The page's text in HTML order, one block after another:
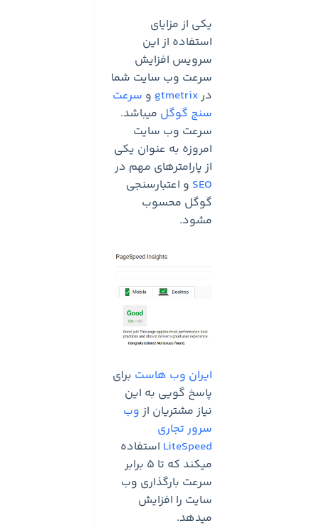
یکی از مزایای
استفاده از این
سرویس افزایش
سرعت وب سایت شما
درgtmetrix و سرعت
سنج گوگل میباشد.
سرعت وب سایت
امروزه به عنوان یکی
از پارامترهای مهم در
SEO و اعتبارسنجی
گوگل محسوب
مشود.
ایران وب هاست برای
پاسخ گویی به این
نیاز مشتریان از وب
سرور تجاری
LiteSpeed استفاده
میکند که تا ۵ برابر
سرعت بارگذاری وب
سایت را افزایش
میدهد.